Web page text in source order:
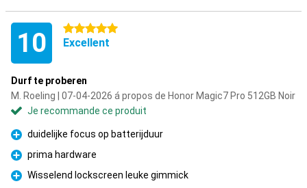
10 5 étoiles
Excellent
Durf te proberen
M. Roeling | 07-04-2026 á propos de Honor Magic7 Pro 512GB Noir
Je recommande ce produit
Pour
duidelijke focus op batterijduur
Pour
prima hardware
Pour
Wisselend lockscreen leuke gimmick